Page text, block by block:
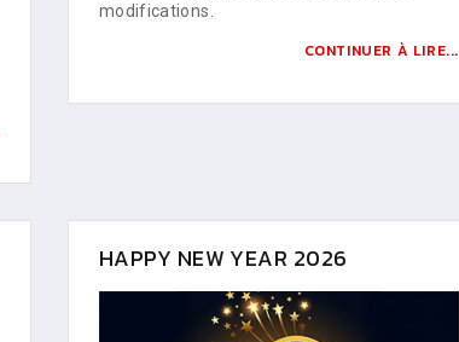
modifications.
CONTINUER À LIRE...
HAPPY NEW YEAR 2026